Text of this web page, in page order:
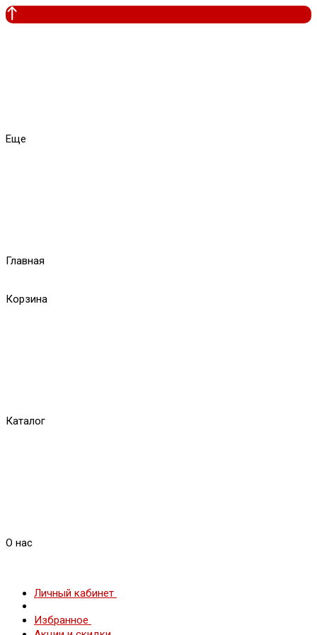
Еще
Главная
Корзина
Каталог
О нас
Личный кабинет
Избранное